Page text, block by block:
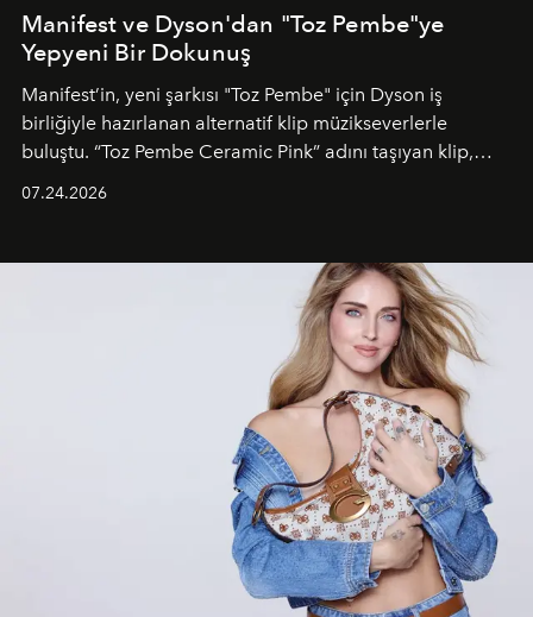
Manifest ve Dyson'dan "Toz Pembe"ye
Yepyeni Bir Dokunuş
Manifest’in, yeni şarkısı "Toz Pembe" için Dyson iş
birliğiyle hazırlanan alternatif klip müzikseverlerle
buluştu. “Toz Pembe Ceramic Pink” adını taşıyan klip,
unsurlarından biri olarak öne çıkıyor.
07.24.2026